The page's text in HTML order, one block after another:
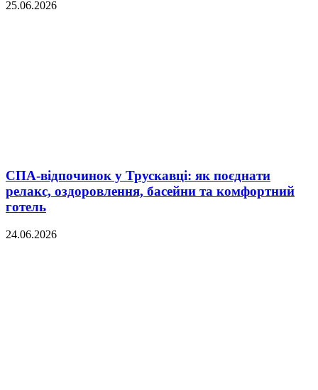
25.06.2026
СПА-відпочинок у Трускавці: як поєднати
релакс, оздоровлення, басейни та комфортний
готель
24.06.2026